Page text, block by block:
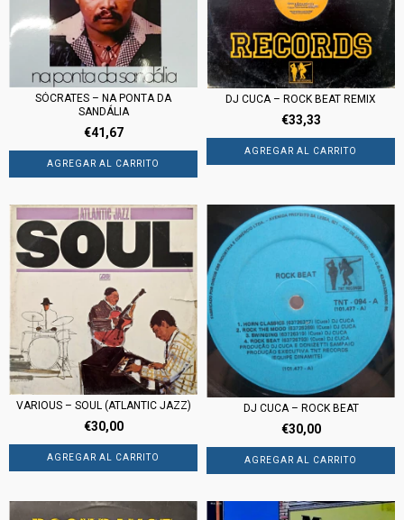
SÓCRATES – NA PONTA DA
SANDÁLIA
€41,67
DJ CUCA – ROCK BEAT REMIX
€33,33
VARIOUS – SOUL (ATLANTIC JAZZ)
€30,00
DJ CUCA – ROCK BEAT
€30,00